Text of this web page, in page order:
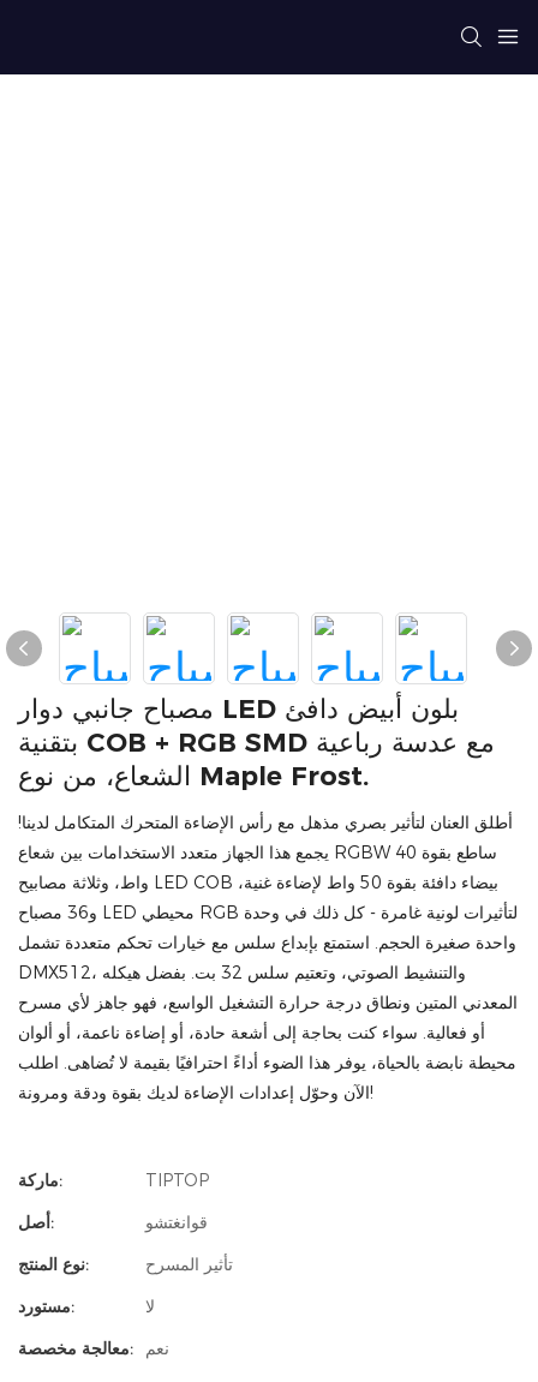
مصباح جانبي دوار LED بلون أبيض دافئ
بتقنية COB + RGB SMD مع عدسة رباعية
الشعاع، من نوع Maple Frost.
أطلق العنان لتأثير بصري مذهل مع رأس الإضاءة المتحرك المتكامل لدينا!
يجمع هذا الجهاز متعدد الاستخدامات بين شعاع RGBW ساطع بقوة 40
واط، وثلاثة مصابيح LED COB بيضاء دافئة بقوة 50 واط لإضاءة غنية،
و36 مصباح LED محيطي RGB لتأثيرات لونية غامرة - كل ذلك في وحدة
واحدة صغيرة الحجم. استمتع بإبداع سلس مع خيارات تحكم متعددة تشمل
DMX512، والتنشيط الصوتي، وتعتيم سلس 32 بت. بفضل هيكله
المعدني المتين ونطاق درجة حرارة التشغيل الواسع، فهو جاهز لأي مسرح
أو فعالية. سواء كنت بحاجة إلى أشعة حادة، أو إضاءة ناعمة، أو ألوان
محيطة نابضة بالحياة، يوفر هذا الضوء أداءً احترافيًا بقيمة لا تُضاهى. اطلب
الآن وحوّل إعدادات الإضاءة لديك بقوة ودقة ومرونة!
ماركة:
TIPTOP
أصل:
قوانغتشو
نوع المنتج:
تأثير المسرح
مستورد:
لا
معالجة مخصصة:
نعم